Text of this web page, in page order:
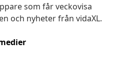
som får veckovisa
och nyheter från vidaXL.